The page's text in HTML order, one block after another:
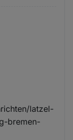
latzel-
bremen-